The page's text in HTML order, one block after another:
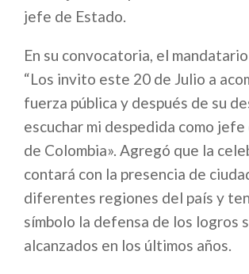
jefe de Estado.
En su convocatoria, el
“Los invito este 20 de Julio a
fuerza pública y después de su
escuchar mi despedida como
de Colombia». Agregó que la
contará con la presencia de
diferentes regiones del país y
símbolo la defensa de los logros
alcanzados en los últimos años.